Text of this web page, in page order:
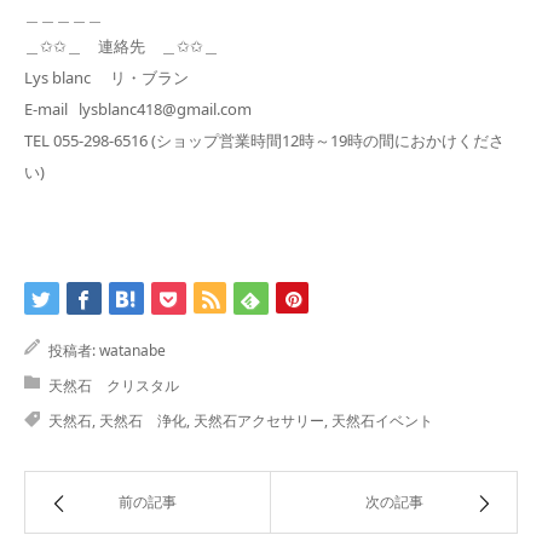
＿✩✩＿ 連絡先 ＿✩✩＿
Lys blanc リ・ブラン
E-mail lysblanc418@gmail.com
TEL 055-298-6516 (ショップ営業時間12時～19時の間におかけくださ
い)
投稿者:watanabe
天然石 クリスタル
天然石, 天然石 浄化, 天然石アクセサリー, 天然石イベント
前の記事 次の記事